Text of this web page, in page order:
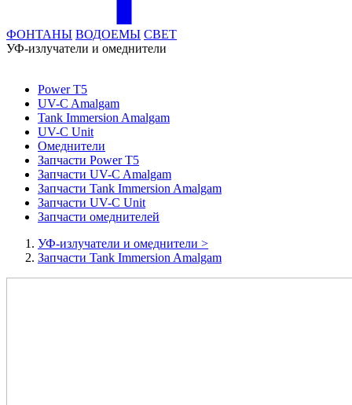
ФОНТАНЫ ВОДОЕМЫ СВЕТ
УФ-излучатели и омеднители
Power T5
UV-C Amalgam
Tank Immersion Amalgam
UV-C Unit
Омеднители
Запчасти Power T5
Запчасти UV-C Amalgam
Запчасти Tank Immersion Amalgam
Запчасти UV-C Unit
Запчасти омеднителей
УФ-излучатели и омеднители >
Запчасти Tank Immersion Amalgam